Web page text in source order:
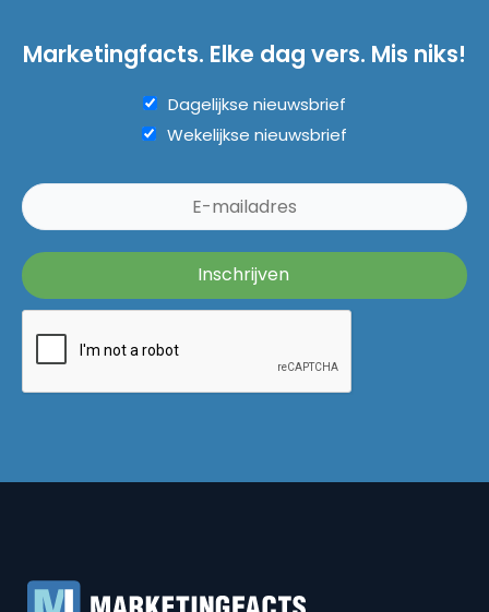
Marketingfacts. Elke dag vers. Mis niks!
Dagelijkse nieuwsbrief
Wekelijkse nieuwsbrief